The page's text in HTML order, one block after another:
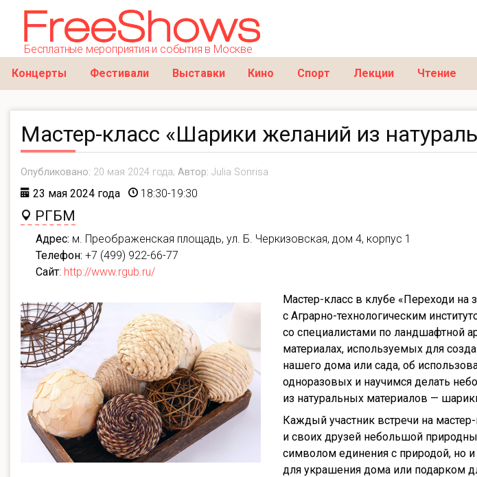
Бесплатные мероприятия и события в Москве
Концерты Фестивали Выставки Кино Спорт Лекции Чтение
Мастер-класс «Шарики желаний из
Опубликовано: 20 мая 2024 года; Автор: Julia Sonrisa
23 мая 2024 года 18:30-19:30
РГБМ
Адрес: м. Преображенская площадь, ул. Б. Черкизовская, дом 4, корпус 1
Телефон: +7 (499) 922-66-77
Сайт: http://www.rgub.ru/
Мастер-класс в клубе «Переходи на
с Аграрно-технологическим
со специалистами по ландшафтной
материалах, используемых для
нашего дома или сада, об
одноразовых и научимся делать
из натуральных материалов —
Каждый участник встречи на
и своих друзей небольшой
символом единения с природой, но
для украшения дома или подарком